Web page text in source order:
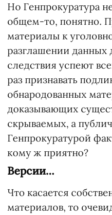
Но Генпрокуратура
общем-то, понятно.
материалы к
разглашении данных
следствия успеют
раз признавать
обнародованных
доказывающих
скрываемых, а
Генпрокуратурой
кому ж приятно?
Версии…
Что касается
материалов, то